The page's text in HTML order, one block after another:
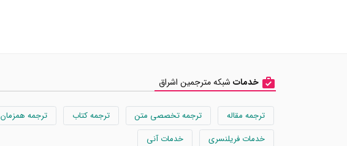
خدمات شبکه مترجمین اشراق
ترجمه مقاله ترجمه تخصصی متن ترجمه کتاب ترجمه همزمان
خدمات فریلنسری
خدمات آنی